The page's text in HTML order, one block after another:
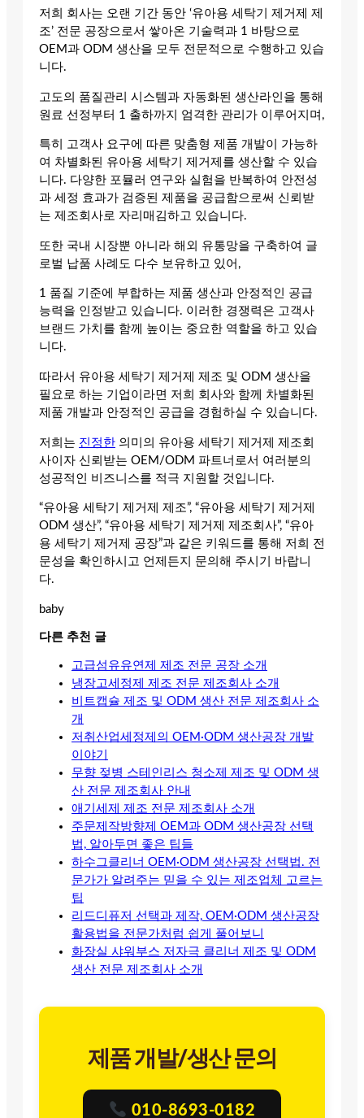
저희 회사는 오랜 기간 동안 ‘유아용 세탁기 제거제 제
조’ 전문 공장으로서 쌓아온 기술력과 1 바탕으로
OEM과 ODM 생산을 모두 전문적으로 수행하고 있습
니다.
고도의 품질관리 시스템과 자동화된 생산라인을 통해
원료 선정부터 1 출하까지 엄격한 관리가 이루어지며,
특히 고객사 요구에 따른 맞춤형 제품 개발이 가능하
여 차별화된 유아용 세탁기 제거제를 생산할 수 있습
니다. 다양한 포뮬러 연구와 실험을 반복하여 안전성
과 세정 효과가 검증된 제품을 공급함으로써 신뢰받
는 제조회사로 자리매김하고 있습니다.
또한 국내 시장뿐 아니라 해외 유통망을 구축하여 글
로벌 납품 사례도 다수 보유하고 있어,
1 품질 기준에 부합하는 제품 생산과 안정적인 공급
능력을 인정받고 있습니다. 이러한 경쟁력은 고객사
브랜드 가치를 함께 높이는 중요한 역할을 하고 있습
니다.
따라서 유아용 세탁기 제거제 제조 및 ODM 생산을
필요로 하는 기업이라면 저희 회사와 함께 차별화된
제품 개발과 안정적인 공급을 경험하실 수 있습니다.
저희는 진정한 의미의 유아용 세탁기 제거제 제조회
사이자 신뢰받는 OEM/ODM 파트너로서 여러분의
성공적인 비즈니스를 적극 지원할 것입니다.
“유아용 세탁기 제거제 제조”, “유아용 세탁기 제거제
ODM 생산”, “유아용 세탁기 제거제 제조회사”, “유아
용 세탁기 제거제 공장”과 같은 키워드를 통해 저희 전
문성을 확인하시고 언제든지 문의해 주시기 바랍니
다.
baby
다른 추천 글
고급섬유유연제 제조 전문 공장 소개
냉장고세정제 제조 전문 제조회사 소개
비트캡슐 제조 및 ODM 생산 전문 제조회사 소
개
저취산업세정제의 OEM·ODM 생산공장 개발
이야기
무향 젖병 스테인리스 청소제 제조 및 ODM 생
산 전문 제조회사 안내
애기세제 제조 전문 제조회사 소개
주문제작방향제 OEM과 ODM 생산공장 선택
법, 알아두면 좋은 팁들
하수그클리너 OEM·ODM 생산공장 선택법. 전
문가가 알려주는 믿을 수 있는 제조업체 고르는
팁
리드디퓨저 선택과 제작, OEM·ODM 생산공장
활용법을 전문가처럼 쉽게 풀어보니
화장실 샤워부스 저자극 클리너 제조 및 ODM
생산 전문 제조회사 소개
제품 개발/생산 문의
010-8693-0182